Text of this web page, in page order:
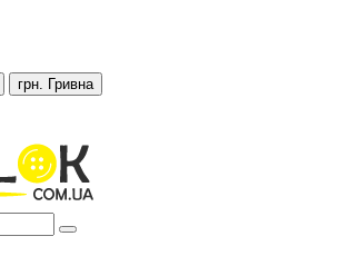
грн. Гривна